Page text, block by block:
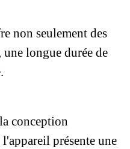
non seulement des
longue durée de
la conception
présente une